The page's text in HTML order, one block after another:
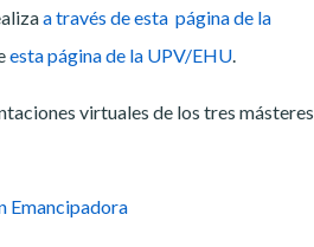
a través de esta página de la
esta página de la UPV/EHU
virtuales de los tres másteres
Emancipadora